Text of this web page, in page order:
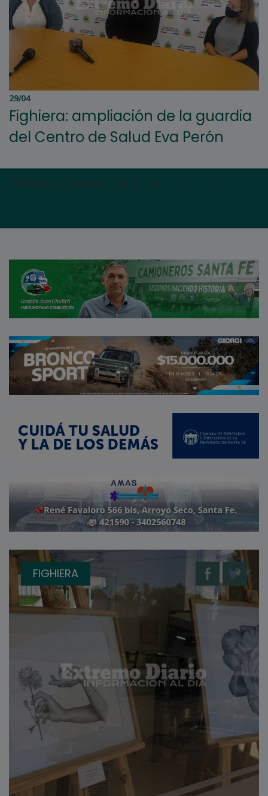
29/04
Fighiera: ampliación de la guardia
del Centro de Salud Eva Perón
Primera | Anterior | 1 | | | | |
FIGHIERA